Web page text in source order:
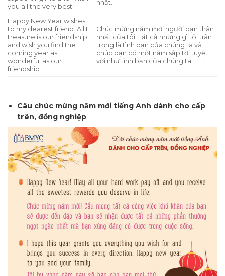
you all the very best.
nhất.
Happy New Year wishes
to my dearest friend. All I
treasure is our friendship
and wish you find the
coming year as
wonderful as our
friendship.
Chúc mừng năm mới người bạn thân
nhất của tôi. Tất cả những gì tôi trân
trọng là tình bạn của chúng ta và
chúc bạn có một năm sắp tới tuyệt
vời như tình bạn của chúng ta.
Câu chúc mừng năm mới tiếng Anh dành cho cấp
trên, đồng nghiệp